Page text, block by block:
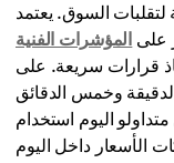
السوق. يعتمد
على المؤشرات الفنية
قرارات سريعة. على
وخمس الدقائق
اليوم استخدام